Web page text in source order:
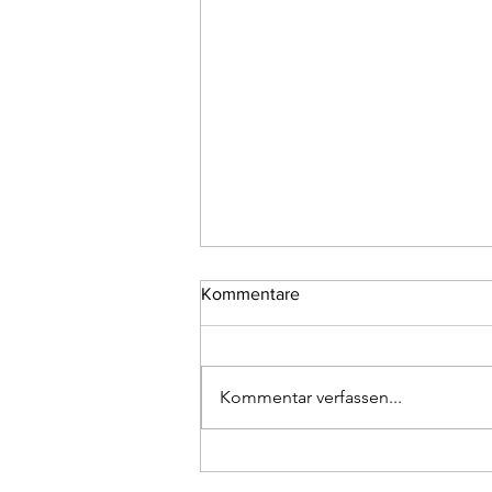
Bohrbrunnenpflege
Kommentare
Kommentar verfassen...